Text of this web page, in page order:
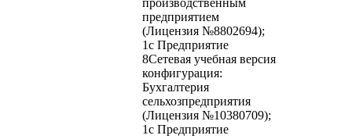
предприятием
(Лицензия №8802694);
1с Предприятие
8Сетевая учебная версия
конфигурация:
Бухгалтерия
сельхозпредприятия
(Лицензия №10380709);
1с Предприятие